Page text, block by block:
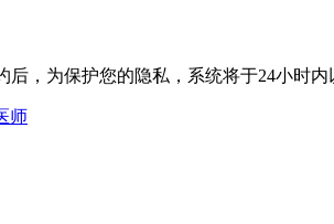
后，为保护您的隐私，系统将于24小时
师